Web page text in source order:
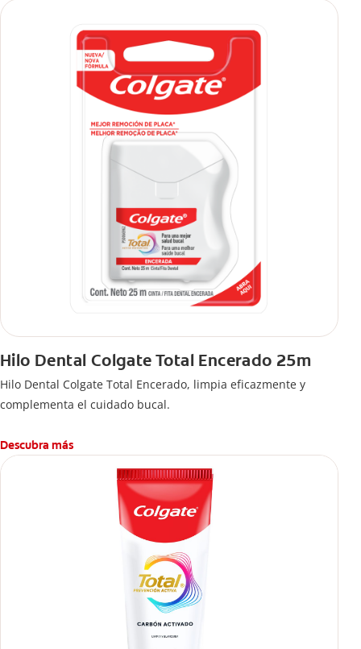
Hilo Dental Colgate Total Encerado 25m
Hilo Dental Colgate Total Encerado, limpia eficazmente y
complementa el cuidado bucal.
Descubra más